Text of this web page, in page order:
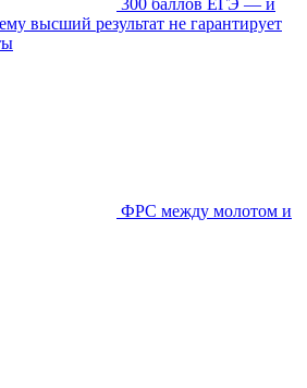
300 баллов ЕГЭ — и
высший результат не гарантирует
ФРС между молотом и